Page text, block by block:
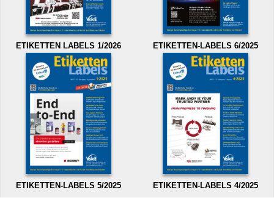
ETIKETTEN LABELS 1/2026 ETIKETTEN-LABELS 6/2025
ETIKETTEN-LABELS 5/2025 ETIKETTEN-LABELS 4/2025